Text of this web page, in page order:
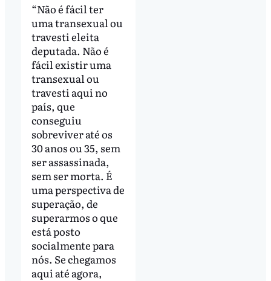
“Não é fácil ter
uma transexual ou
travesti eleita
deputada. Não é
fácil existir uma
transexual ou
travesti aqui no
país, que
conseguiu
sobreviver até os
30 anos ou 35, sem
ser assassinada,
sem ser morta. É
uma perspectiva de
superação, de
superarmos o que
está posto
socialmente para
nós. Se chegamos
aqui até agora,